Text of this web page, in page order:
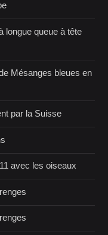
longue queue à tête
Mésanges bleues en
par la Suisse
avec les oiseaux